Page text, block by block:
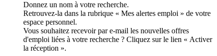
Donnez un nom à votre recherche.
Retrouvez-la dans la rubrique « Mes alertes emploi » de votre
espace personnel.
Vous souhaitez recevoir par e-mail les nouvelles offres
d'emploi liées à votre recherche ? Cliquez sur le lien « Activer
la réception ».